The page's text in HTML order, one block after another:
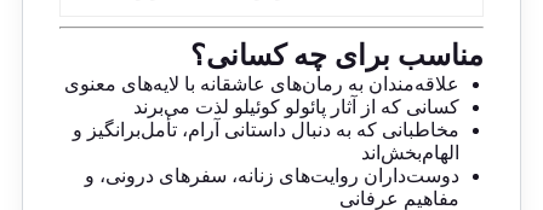
مناسب برای چه کسانی؟
علاقه‌مندان به رمان‌های عاشقانه با لایه‌های معنوی
کسانی که از آثار پائولو کوئیلو لذت می‌برند
مخاطبانی که به دنبال داستانی آرام، تأمل‌برانگیز و
الهام‌بخش‌اند
دوست‌داران روایت‌های زنانه، سفرهای درونی، و
مفاهیم عرفانی